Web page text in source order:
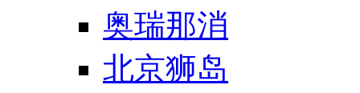
奥瑞那消
北京狮岛